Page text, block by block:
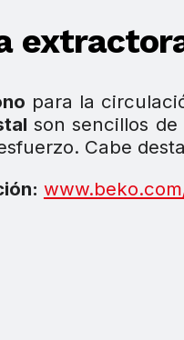
para la
son sencillos
Cabe